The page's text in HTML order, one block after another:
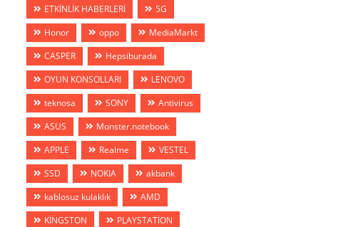
ETKİNLİK HABERLERİ
5G
Honor
oppo
MediaMarkt
CASPER
Hepsiburada
OYUN KONSOLLARI
LENOVO
teknosa
SONY
Antivirus
ASUS
Monster.notebook
APPLE
Realme
VESTEL
SSD
NOKIA
akbank
kablosuz kulaklık
AMD
KİNGSTON
PLAYSTATİON